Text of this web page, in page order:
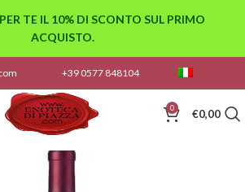
+39 0577 848104
0 €0,00
TE IL 10% DI SCONTO SUL PRIMO
ACQUISTO.